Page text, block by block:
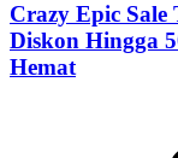
Crazy Epic Sale
Diskon Hingga
Hemat